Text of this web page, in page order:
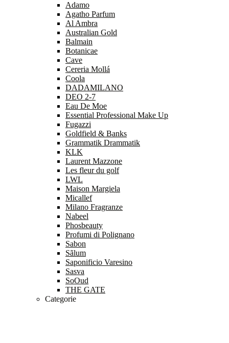
Adamo
Agatho Parfum
Al Ambra
Australian Gold
Balmain
Botanicae
Cave
Cereria Mollá
Coola
DADAMILANO
DEO 2-7
Eau De Moe
Essential Professional Make Up
Fugazzi
Goldfield & Banks
Grammatik Drammatik
KLK
Laurent Mazzone
Les fleur du golf
LWL
Maison Margiela
Micallef
Milano Fragranze
Nabeel
Phosbeauty
Profumi di Polignano
Sabon
Sãlum
Saponificio Varesino
Sasva
SoOud
THE GATE
Categorie